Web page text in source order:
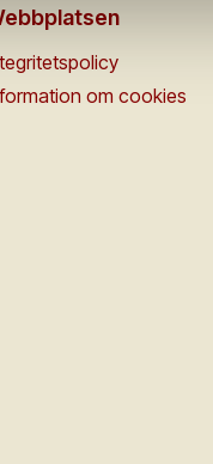
om cookies